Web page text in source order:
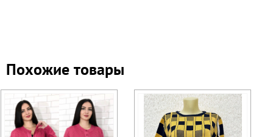
Похожие товары